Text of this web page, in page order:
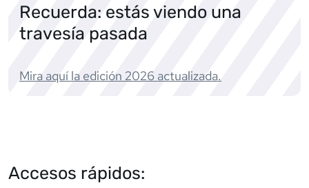
Recuerda: estás viendo una
travesía pasada
Mira aquí la edición 2026 actualizada.
Accesos rápidos: